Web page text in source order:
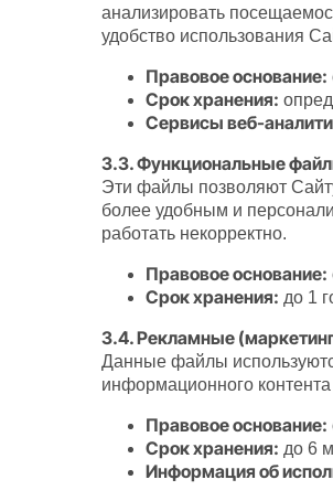
анализировать
удобство использования
Правовое основание:
Срок хранения:
Сервисы веб-
3.3. Функциональные
Эти файлы позволяют
более удобным и
работать некорректно.
Правовое основание:
Срок хранения: до 1
3.4. Рекламные
Данные файлы
информационного
Правовое основание:
Срок хранения: до 6
Информация об